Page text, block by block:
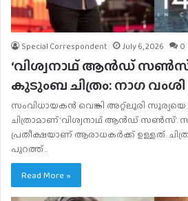
Special Correspondent July 6, 2026 0
‘വിശ്വനാഥ് ആൻഡ് സൺസ്’
കുടുംബ ചിത്രം: നാഗ വംശി
സംവിധായകൻ വെങ്കി അറ്റ്‌ലൂരി
ചിത്രാമാണ് ‘വിശ്വനാഥ് ആൻഡ് സൺസ്’.
പ്രതീക്ഷയാണ് ആരാധകർക്ക് ഉള്ളത്.
പുറത്ത്…
Read More »